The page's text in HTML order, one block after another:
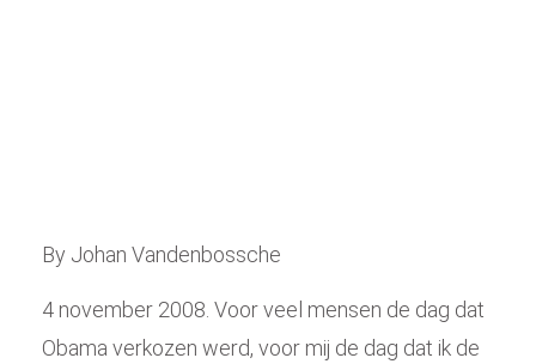
By Johan Vandenbossche
4 november 2008. Voor veel mensen de dag dat
Obama verkozen werd, voor mij de dag dat ik de